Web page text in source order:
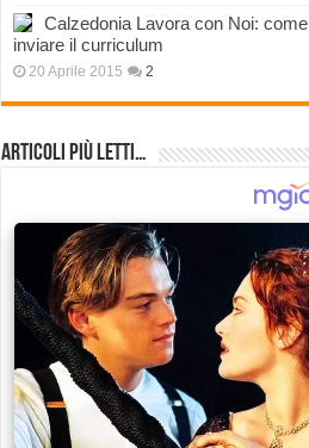
Calzedonia Lavora con Noi: come
inviare il curriculum
20 Aprile 2015 2
Articoli più Letti…